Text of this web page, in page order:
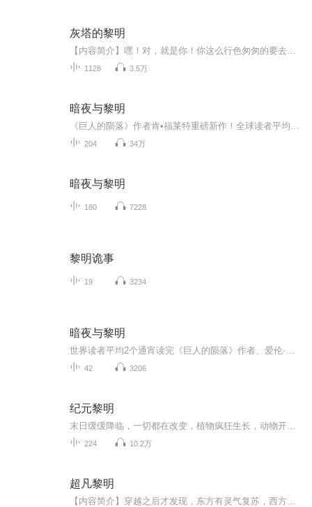
灰塔的黎明
1128 3.5万
暗夜与黎明
204 34万
暗夜与黎明
180 7228
黎明诡事
19 3234
暗夜与黎明
42 3206
纪元黎明
224 10.2万
超凡黎明